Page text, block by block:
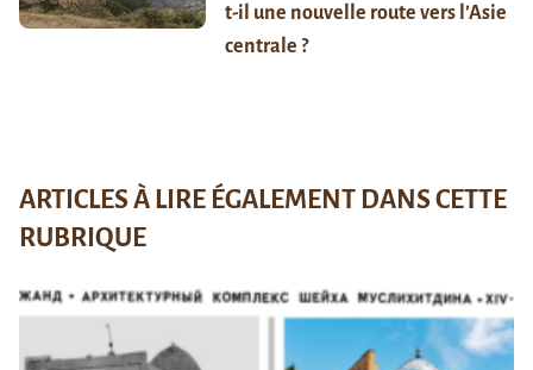
t-il une nouvelle route vers l’Asie
centrale ?
ARTICLES À LIRE ÉGALEMENT DANS CETTE
RUBRIQUE